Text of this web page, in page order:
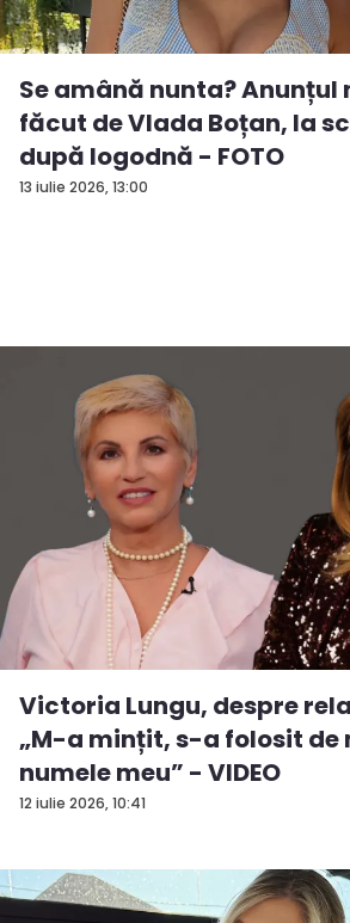
13 iulie 2026, 13:00
Se amână nunta?
făcut de Vlada Boțan, la
după logodnă - FOTO
12 iulie 2026, 10:41
Victoria Lungu, despre
„M-a mințit, s-a folosit de
numele meu” - VIDEO